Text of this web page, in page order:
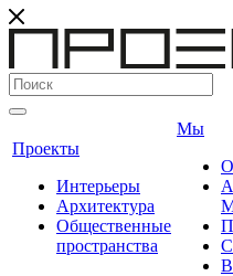
Проекты
Интерьеры
Архитектура
Общественные
пространства
Мы